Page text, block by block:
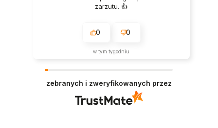
zarzutu. 👍️
0 0
w tym tygodniu
zebranych i zweryfikowanych przez